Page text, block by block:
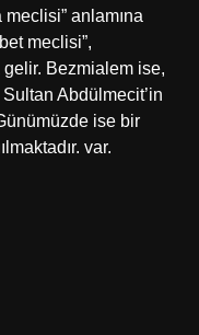
anlamına
meclisi”,
Bezmialem ise,
Abdülmecit’in
ise bir
var.